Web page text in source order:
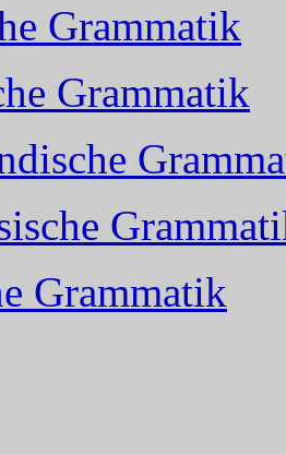
Grammatik
Grammatik
Grammatik